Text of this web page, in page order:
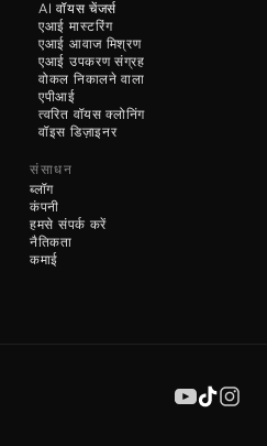
एआई आवाज मिश्रण
AI वॉयस चेंजर्स
एआई मास्टरिंग
एआई उपकरण संग्रह
वोकल निकालने वाला
एपीआई
त्वरित वॉयस क्लोनिंग
वॉइस डिज़ाइनर
संसाधन
ब्लॉग
कंपनी
हमसे संपर्क करें
नैतिकता
कमाई